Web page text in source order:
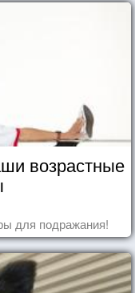
возрастные
для подражания!